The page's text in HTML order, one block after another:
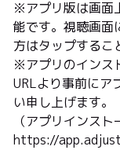
※アプリ版は画面
能です。視聴画面
方はタップするこ
※アプリのインス
URLより事前にア
い申し上げます。
（アプリインスト
https://